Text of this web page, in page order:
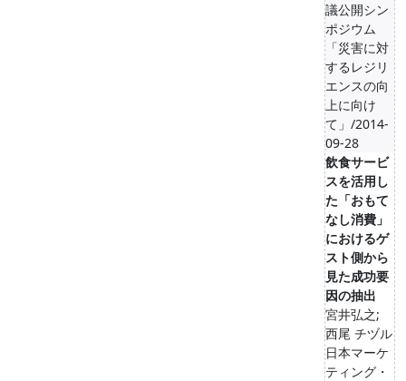
議公開シン
ポジウム
「災害に対
するレジリ
エンスの向
上に向け
て」/2014-
09-28
飲食サービ
スを活用し
た「おもて
なし消費」
におけるゲ
スト側から
見た成功要
因の抽出
宮井弘之;
西尾 チヅル
日本マーケ
ティング・